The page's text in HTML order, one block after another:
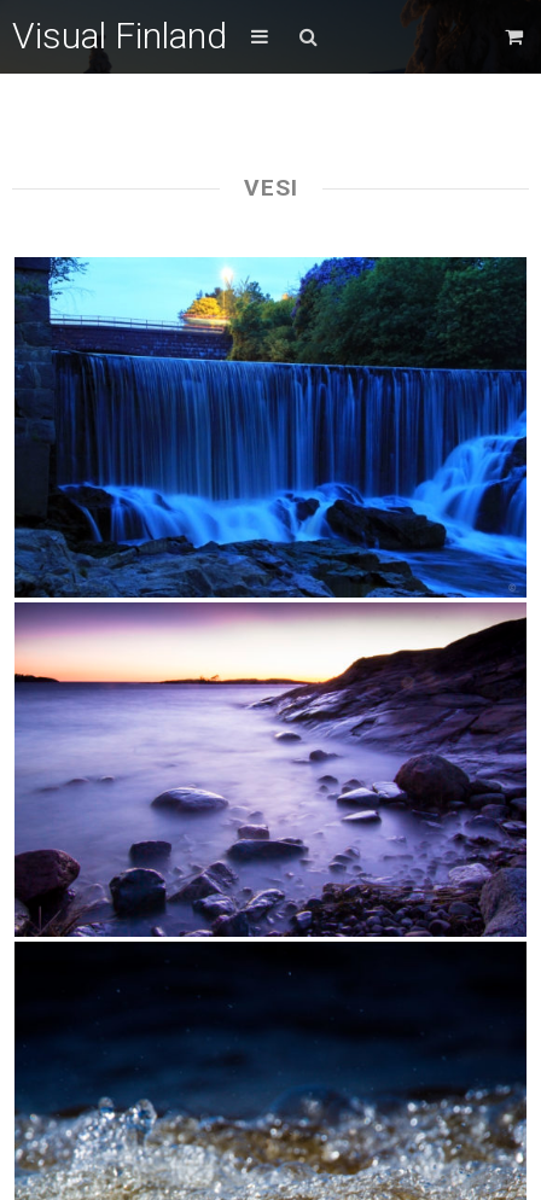
Visual Finland
VESI